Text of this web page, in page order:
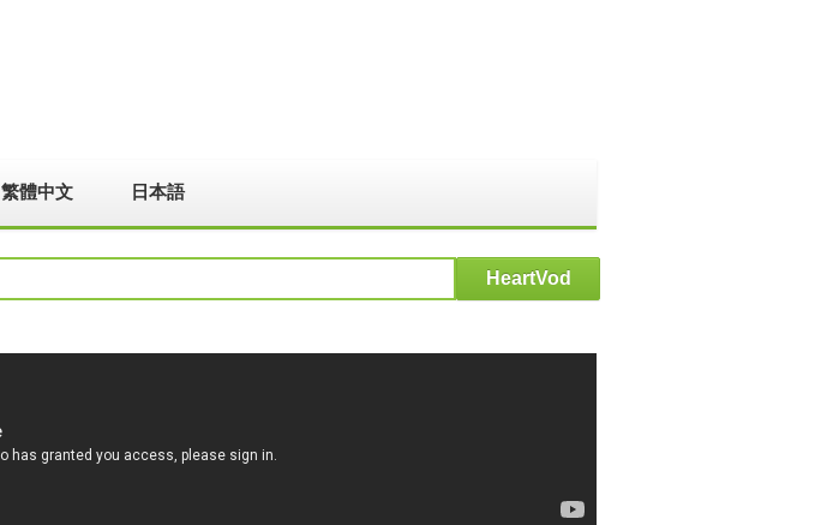
繁體中文 日本語